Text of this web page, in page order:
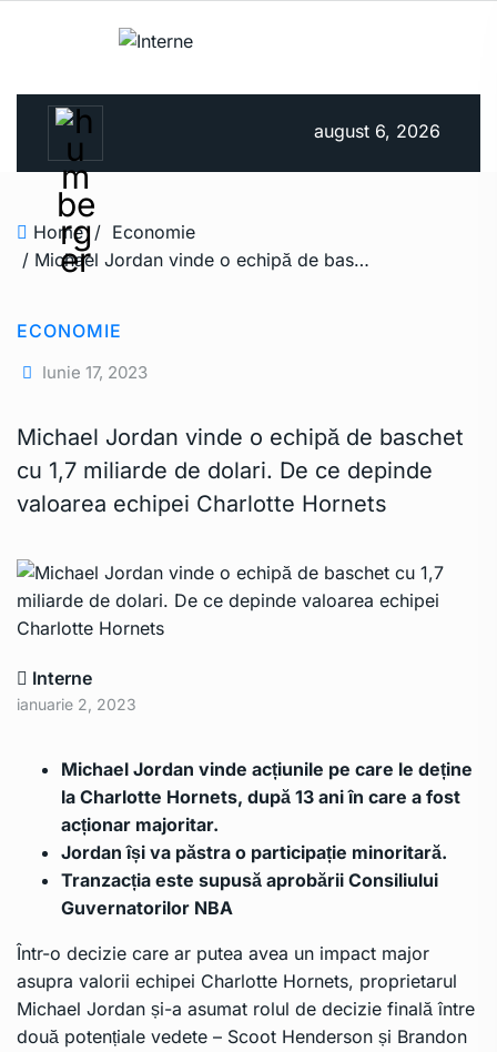
august 6, 2026
Home / Economie
/ Michael Jordan vinde o echipă de baschet cu 1,7 miliarde de dolari. De ce depinde valoarea echipei Charlotte Hornets
ECONOMIE
Iunie 17, 2023
Michael Jordan vinde o echipă de baschet
cu 1,7 miliarde de dolari. De ce depinde
valoarea echipei Charlotte Hornets
Interne
ianuarie 2, 2023
Michael Jordan vinde acțiunile pe care le deține
la Charlotte Hornets, după 13 ani în care a fost
acționar majoritar.
Jordan își va păstra o participație minoritară.
Tranzacția este supusă aprobării Consiliului
Guvernatorilor NBA
Într-o decizie care ar putea avea un impact major
asupra valorii echipei Charlotte Hornets, proprietarul
Michael Jordan și-a asumat rolul de decizie finală între
două potențiale vedete – Scoot Henderson și Brandon